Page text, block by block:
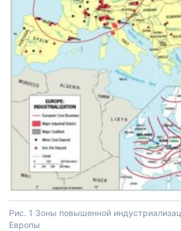
Рис. 1 Зоны повышенной
Европы